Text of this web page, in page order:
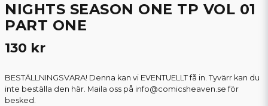
NIGHTS SEASON ONE TP VOL 01
PART ONE
130 kr
BESTÄLLNINGSVARA! Denna kan vi EVENTUELLT få in. Tyvärr kan du
inte beställa den här. Maila oss på info@comicsheaven.se för
besked.